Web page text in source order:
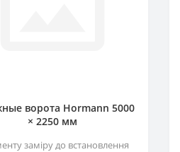
ворота Hormann 5000
× 2250 мм
заміру до встановлення